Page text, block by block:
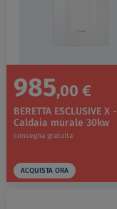
985,00 €
BERETTA ESCLUSIVE X -
Caldaia murale 30kw
consegna gratuita
ACQUISTA ORA